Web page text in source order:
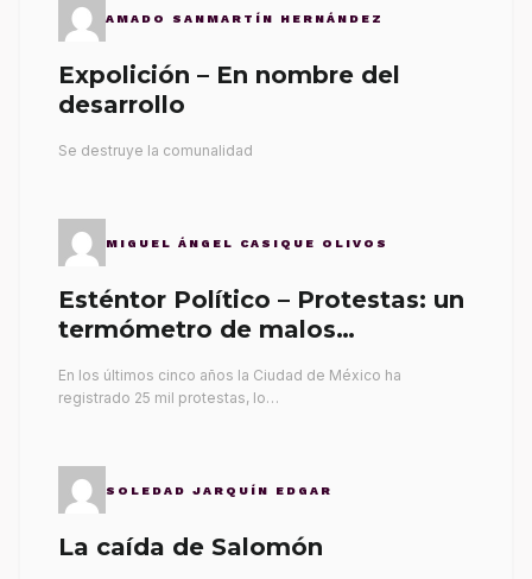
AMADO SANMARTÍN HERNÁNDEZ
Expolición – En nombre del
desarrollo
Se destruye la comunalidad
MIGUEL ÁNGEL CASIQUE OLIVOS
Esténtor Político – Protestas: un
termómetro de malos
En los últimos cinco años la Ciudad de México ha
registrado 25 mil protestas, lo…
SOLEDAD JARQUÍN EDGAR
La caída de Salomón